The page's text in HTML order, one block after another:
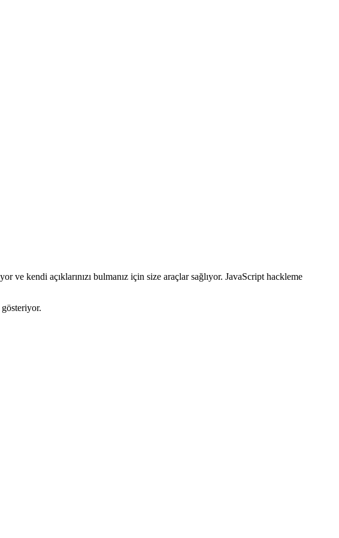
ve kendi açıklarınızı bulmanız için size araçlar sağlıyor. JavaScript hackleme